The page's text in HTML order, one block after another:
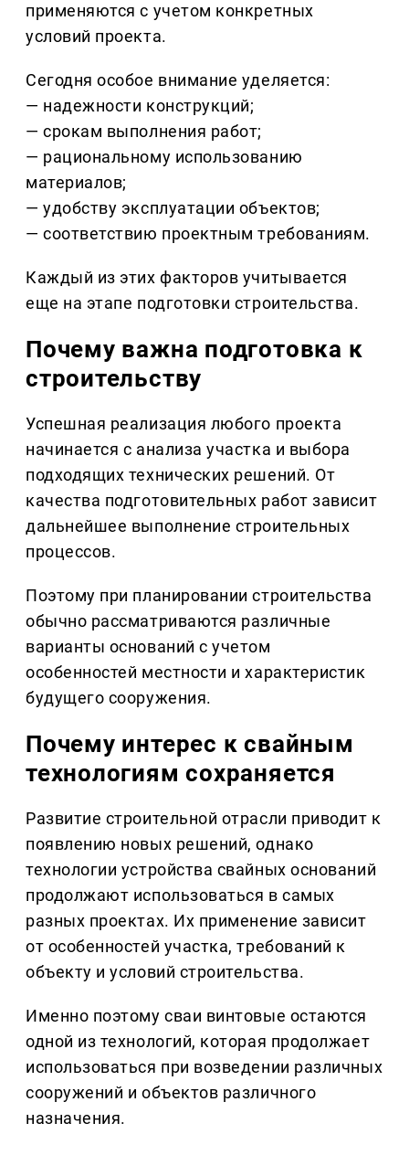
применяются с учетом конкретных
условий проекта.
Сегодня особое внимание уделяется:
— надежности конструкций;
— срокам выполнения работ;
— рациональному использованию
материалов;
— удобству эксплуатации объектов;
— соответствию проектным требованиям.
Каждый из этих факторов учитывается
еще на этапе подготовки строительства.
Почему важна подготовка к
строительству
Успешная реализация любого проекта
начинается с анализа участка и выбора
подходящих технических решений. От
качества подготовительных работ зависит
дальнейшее выполнение строительных
процессов.
Поэтому при планировании строительства
обычно рассматриваются различные
варианты оснований с учетом
особенностей местности и характеристик
будущего сооружения.
Почему интерес к свайным
технологиям сохраняется
Развитие строительной отрасли приводит к
появлению новых решений, однако
технологии устройства свайных оснований
продолжают использоваться в самых
разных проектах. Их применение зависит
от особенностей участка, требований к
объекту и условий строительства.
Именно поэтому сваи винтовые остаются
одной из технологий, которая продолжает
использоваться при возведении различных
сооружений и объектов различного
назначения.